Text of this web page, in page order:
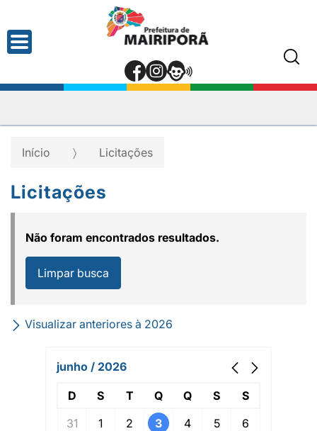
Início Licitações
Licitações
Não foram encontrados resultados.
Limpar busca
Visualizar anteriores à 2026
junho / 2026
D S T Q Q S
S
31
1 2 3 4 5 6